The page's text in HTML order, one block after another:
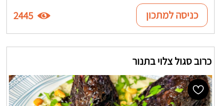
כניסה למתכון 2445
כרוב סגול צלוי בתנור